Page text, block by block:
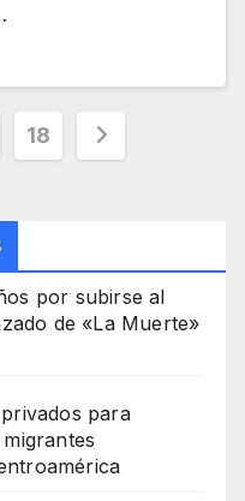
18
por subirse al
de «La Muerte»
para